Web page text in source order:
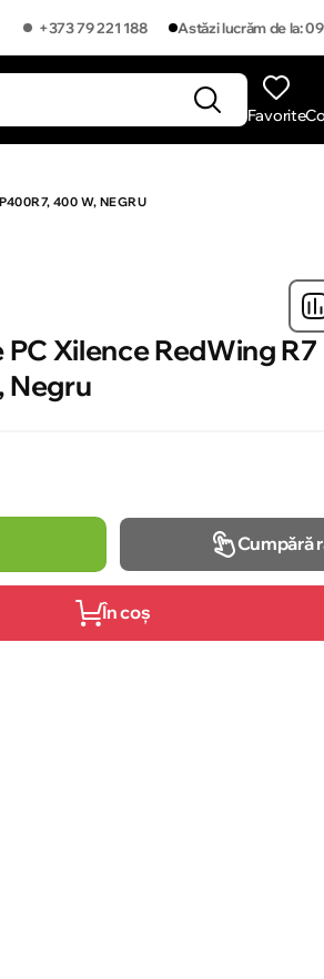
+373 79 221 188 Astăzi lucrăm de la:
Favorite
400 W, NEGRU
Xilence RedWing R7
Negru
Cumpără
În coș